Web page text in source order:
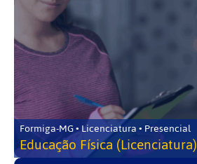
Formiga-MG • Licenciatura • Presencial
Educação Física (Licenciatura)